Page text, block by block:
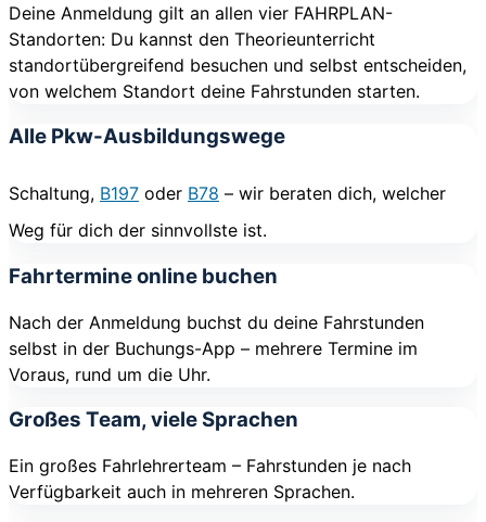
Deine Anmeldung gilt an allen vier FAHRPLAN-
Standorten: Du kannst den Theorieunterricht
standortübergreifend besuchen und selbst entscheiden,
von welchem Standort deine Fahrstunden starten.
Alle Pkw-Ausbildungswege
Schaltung, B197 oder B78 – wir beraten dich, welcher
Weg für dich der sinnvollste ist.
Fahrtermine online buchen
Nach der Anmeldung buchst du deine Fahrstunden
selbst in der Buchungs-App – mehrere Termine im
Voraus, rund um die Uhr.
Großes Team, viele Sprachen
Ein großes Fahrlehrerteam – Fahrstunden je nach
Verfügbarkeit auch in mehreren Sprachen.